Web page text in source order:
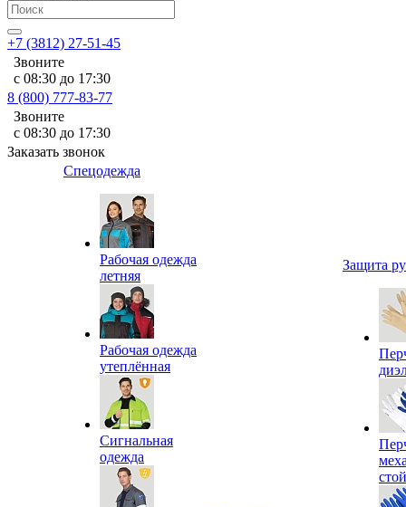
+7 (3812) 27-51-45
Звоните
с 08:30 до 17:30
8 (800) 777-83-77
Звоните
с 08:30 до 17:30
Заказать звонок
Спецодежда
Рабочая одежда
летняя
Рабочая одежда
утеплённая
Сигнальная
одежда
Защита